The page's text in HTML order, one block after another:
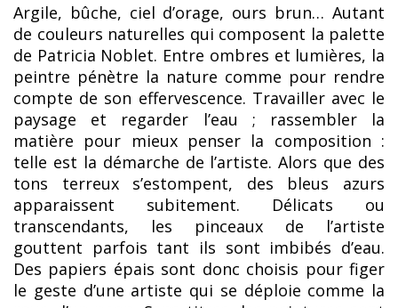
Argile, bûche, ciel d’orage, ours brun… Autant
de couleurs naturelles qui composent la palette
de Patricia Noblet. Entre ombres et lumières, la
peintre pénètre la nature comme pour rendre
compte de son effervescence. Travailler avec le
paysage et regarder l’eau ; rassembler la
matière pour mieux penser la composition :
telle est la démarche de l’artiste. Alors que des
tons terreux s’estompent, des bleus azurs
apparaissent subitement. Délicats ou
transcendants, les pinceaux de l’artiste
gouttent parfois tant ils sont imbibés d’eau.
Des papiers épais sont donc choisis pour figer
le geste d’une artiste qui se déploie comme la